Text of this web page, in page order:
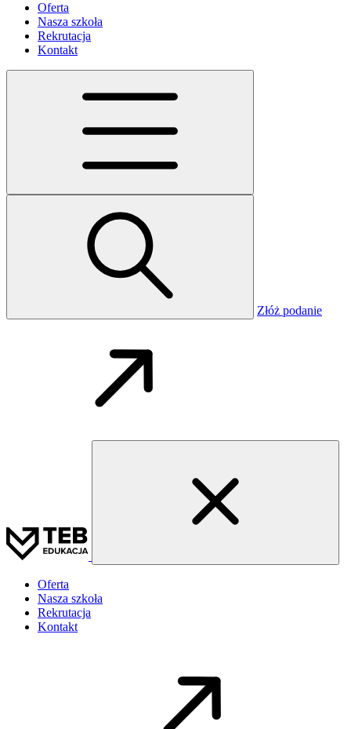
Oferta
Nasza szkoła
Rekrutacja
Kontakt
Złóż podanie
Oferta
Nasza szkoła
Rekrutacja
Kontakt